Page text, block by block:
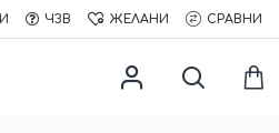
ЧЗВ ЖЕЛАНИ СРАВНИ